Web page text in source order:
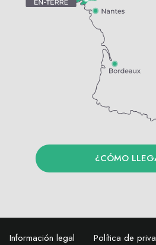
¿CÓMO
Información legal Política de